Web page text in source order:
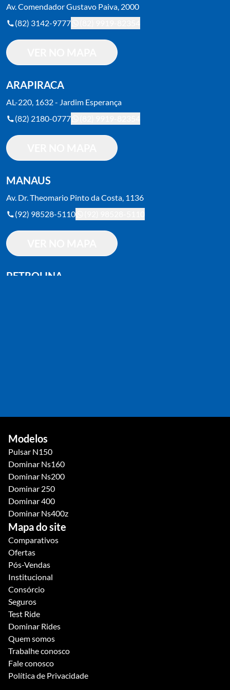
Pneu Traseiro: 150/60 – R17, 66S – Sem
Câmara
Av. Comendador Gustavo Paiva, 2000
(82) 3142-9777
ARAPIRACA
AL-220, 1632 - Jardim Esperança
(82) 2180-0777
MANAUS
Av. Dr. Theomario Pinto da Costa, 1136
(92) 98528-5110
PETROLINA
VER NO MAPA
Modelos
Pulsar N150
Dominar Ns160
Dominar Ns200
Dominar 250
Dominar 400
Dominar Ns400z
Mapa do site
Comparativos
Ofertas
Pós-Vendas
Institucional
Consórcio
Seguros
Test Ride
Dominar Rides
Quem somos
Trabalhe conosco
Fale conosco
Política de Privacidade